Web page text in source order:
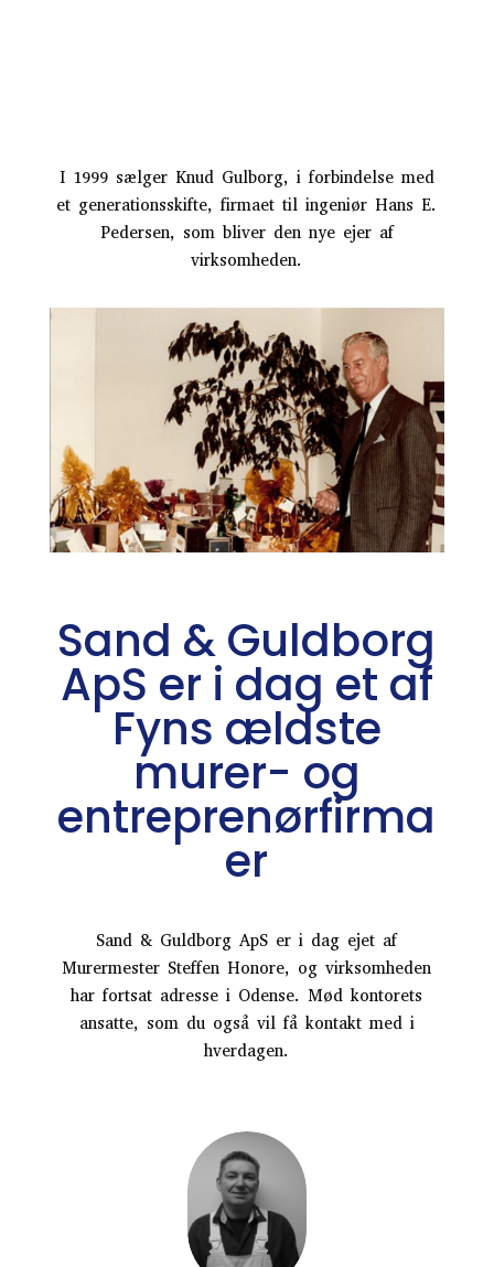
I 1999 sælger Knud Gulborg, i forbindelse med
et generationsskifte, firmaet til ingeniør Hans E.
Pedersen, som bliver den nye ejer af
virksomheden.
Sand & Guldborg
ApS er i dag et af
Fyns ældste
murer- og
entreprenørfirma
er
Sand & Guldborg ApS er i dag ejet af
Murermester Steffen Honore, og virksomheden
har fortsat adresse i Odense. Mød kontorets
ansatte, som du også vil få kontakt med i
hverdagen.